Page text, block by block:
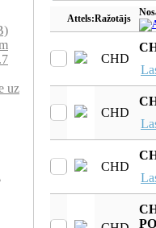
uz
Attels:Ražotājs
CHD
CHD
CHD